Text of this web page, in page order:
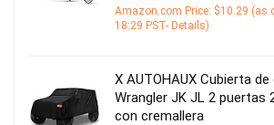
Amazon.com Price: $10.29 (as
18:29 PST- Details)
X AUTOHAUX Cubierta
Wrangler JK JL 2 puertas
con cremallera